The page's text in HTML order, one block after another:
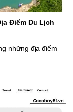
Điểm Du Lịch
những địa điểm